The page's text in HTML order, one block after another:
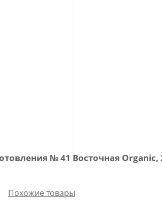
№ 41 Восточная Organic,
Похожие товары